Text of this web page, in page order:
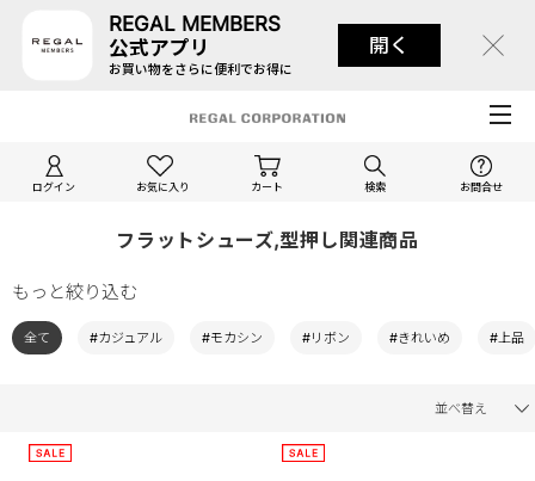
REGAL MEMBERS
公式アプリ
お買い物をさらに便利でお得に
開く
ログイン お気に入り カート 検索 お問合せ
フラットシューズ,型押し関連商品
もっと絞り込む
全て #カジュアル #モカシン #リボン #きれいめ #上品
並べ替え